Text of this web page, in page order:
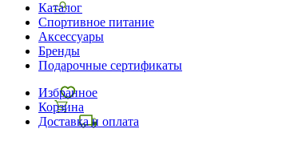
Каталог
Спортивное питание
Аксессуары
Бренды
Подарочные сертификаты
Избранное
Корзина
Доставка и оплата